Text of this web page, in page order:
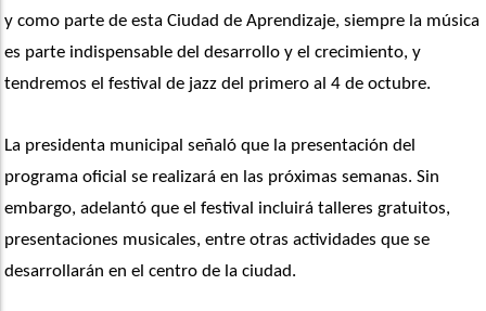
y como parte de esta Ciudad de Aprendizaje, siempre la música
es parte indispensable del desarrollo y el crecimiento, y
tendremos el festival de jazz del primero al 4 de octubre.
La presidenta municipal señaló que la presentación del
programa oficial se realizará en las próximas semanas. Sin
embargo, adelantó que el festival incluirá talleres gratuitos,
presentaciones musicales, entre otras actividades que se
desarrollarán en el centro de la ciudad.